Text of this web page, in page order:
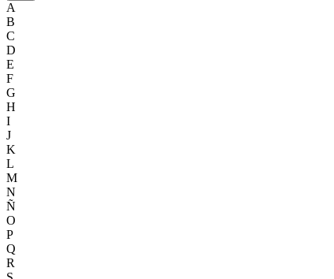
A
B
C
D
E
F
G
H
I
J
K
L
M
N
Ñ
O
P
Q
R